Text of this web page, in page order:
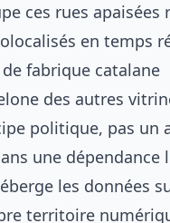
ces rues
en temps
fabrique catalane
des autres
politique, pas un
une dépendance
les données
territoire